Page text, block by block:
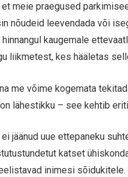
et meie praegused
nõudeid leevendada või
hinnangul kaugemale
liikmetest, kes hääletas
me võime kogemata
lähestikku – see kehtib
jäänud uue ettepaneku
katset
inimesi sõidukitele.